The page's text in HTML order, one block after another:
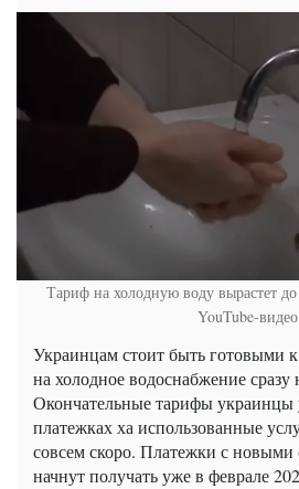
Тариф на холодную воду вырастет
YouTube-видео
Украинцам стоит быть готовыми
на холодное водоснабжение сразу
Окончательные тарифы украинцы
платежках ха использованные
совсем скоро. Платежки с
начнут получать уже в феврале